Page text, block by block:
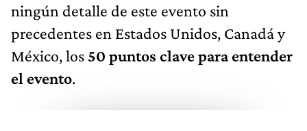
ningún detalle de este evento sin
precedentes en Estados Unidos, Canadá y
México, los 50 puntos clave para entender
el evento.